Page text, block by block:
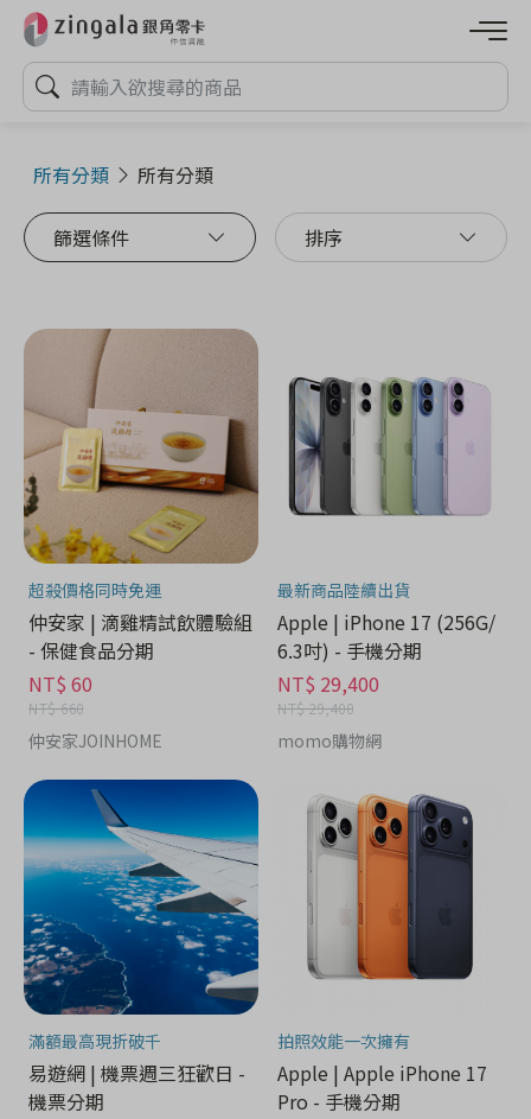
所有分類 所有分類
篩選條件 排序
超殺價格同時免運
仲安家 | 滴雞精試飲體驗組
- 保健食品分期
NT$ 60
NT$ 660
仲安家JOINHOME
最新商品陸續出貨
Apple | iPhone 17 (256G/
6.3吋) - 手機分期
NT$ 29,400
NT$ 29,400
momo購物網
滿額最高現折破千
易遊網 | 機票週三狂歡日 -
機票分期
拍照效能一次擁有
Apple | Apple iPhone 17
Pro - 手機分期